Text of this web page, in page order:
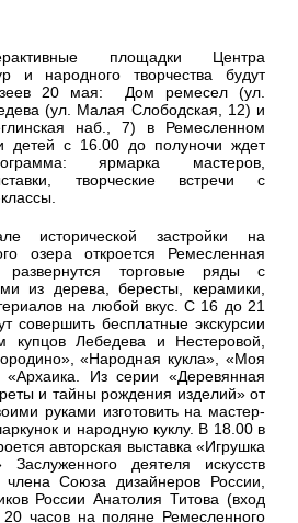
площадки Центра
и народного творчества будут
20 мая: Дом ремесел (ул.
(ул. Малая Слободская, 12) и
наб., 7) в Ремесленном
детей с 16.00 до полуночи ждет
ярмарка мастеров,
творческие встречи с
исторической застройки на
озера откроется Ремесленная
развернутся торговые ряды с
из дерева, бересты, керамики,
на любой вкус. С 16 до 21
совершить бесплатные экскурсии
Лебедева и Нестеровой,
«Народная кукла», «Моя
«Архаика. Из серии «Деревянная
и тайны рождения изделий» от
руками изготовить на мастер-
и народную куклу. В 18.00 в
авторская выставка «Игрушка
деятеля искусств
члена Союза дизайнеров России,
России Анатолия Титова (вход
часов на поляне Ремесленного